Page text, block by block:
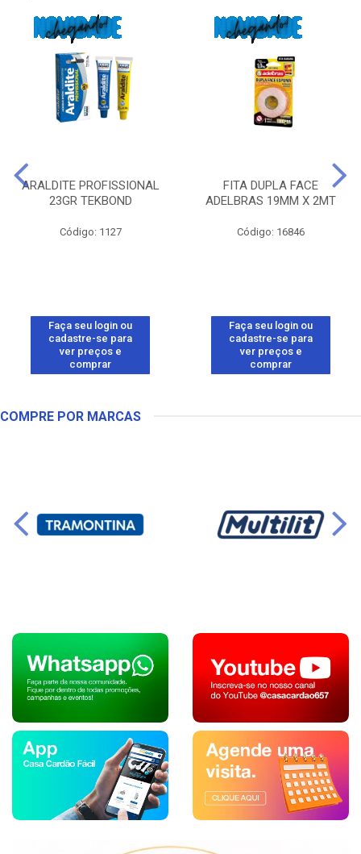
ARALDITE PROFISSIONAL
23GR TEKBOND
Código: 1127
Faça seu login ou
cadastre-se para
ver preços e
comprar
FITA DUPLA FACE
ADELBRAS 19MM X 2MT
Código: 16846
Faça seu login ou
cadastre-se para
ver preços e
comprar
COMPRE POR MARCAS